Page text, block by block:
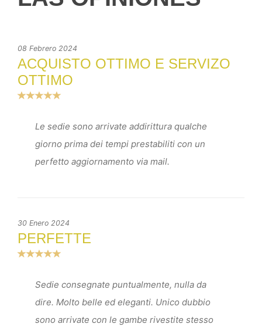
08 Febrero 2024
ACQUISTO OTTIMO E SERVIZO
OTTIMO
Le sedie sono arrivate addirittura qualche
giorno prima dei tempi prestabiliti con un
perfetto aggiornamento via mail.
30 Enero 2024
PERFETTE
Sedie consegnate puntualmente, nulla da
dire. Molto belle ed eleganti. Unico dubbio
sono arrivate con le gambe rivestite stesso